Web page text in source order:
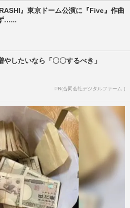
』東京ドーム公演に『Five』作曲
…...
やしたいなら「〇〇するべき」
PR(合同会社デジタルファーム )